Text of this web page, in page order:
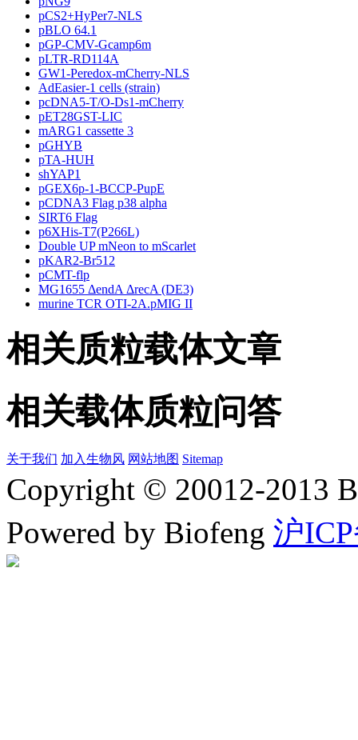
pCS2+HyPer7-NLS
pBLO 64.1
pGP-CMV-Gcamp6m
pLTR-RD114A
GW1-Peredox-mCherry-NLS
AdEasier-1 cells (strain)
pcDNA5-T/O-Ds1-mCherry
pET28GST-LIC
mARG1 cassette 3
pGHYB
pTA-HUH
shYAP1
pGEX6p-1-BCCP-PupE
pCDNA3 Flag p38 alpha
SIRT6 Flag
p6XHis-T7(P266L)
Double UP mNeon to mScarlet
pKAR2-Br512
pCMT-flp
MG1655 ΔendA ΔrecA (DE3)
murine TCR OTI-2A.pMIG II
相关质粒载体文章
相关载体质粒问答
关于我们 加入生物风 网站地图 Sitemap
Copyright © 20012-2013
Powered by Biofeng 沪